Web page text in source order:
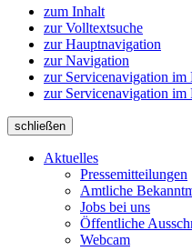
zum Inhalt
zur Volltextsuche
zur Hauptnavigation
zur Navigation
zur Servicenavigation im
zur Servicenavigation im
schließen
Aktuelles
Pressemitteilungen
Amtliche
Jobs bei uns
Öffentliche
Webcam